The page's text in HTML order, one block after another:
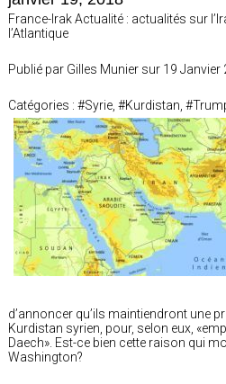
France-Irak Actualité : actualités sur
l’Atlantique
Publié par Gilles Munier sur 19 Janvier
Catégories : #Syrie, #Kurdistan,
d’annoncer qu’ils maintiendront une
Kurdistan syrien, pour, selon eux,
Daech». Est-ce bien cette raison qui
Washington?